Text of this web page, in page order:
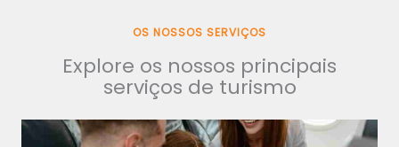
OS NOSSOS SERVIÇOS
Explore os nossos principais
serviços de turismo